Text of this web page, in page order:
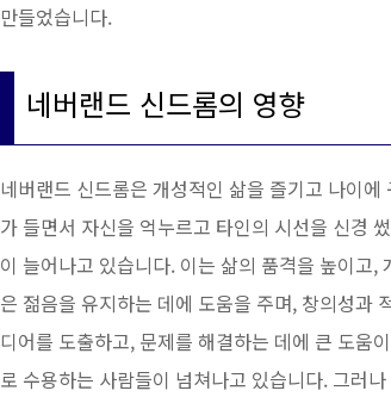
만들었습니다.
네버랜드 신드롬의 영향
네버랜드 신드롬은 개성적인 삶을 즐기고 나이
가 들면서 자신을 억누르고 타인의 시선을 신경
이 늘어나고 있습니다. 이는 삶의 품격을 높이고
은 젊음을 유지하는 데에 도움을 주며, 창의성과
디어를 도출하고, 문제를 해결하는 데에 큰 도움
로 수용하는 사람들이 넘쳐나고 있습니다. 그러